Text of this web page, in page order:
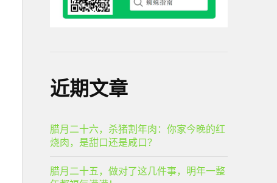
近期文章
腊月二十六，杀猪割年肉：你家今晚的红
烧肉，是甜口还是咸口？
腊月二十五，做对了这几件事，明年一整